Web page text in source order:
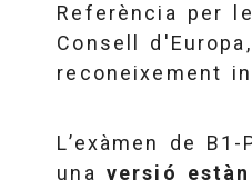
Referència per
Consell
reconeixement
L’exàmen de
una versió